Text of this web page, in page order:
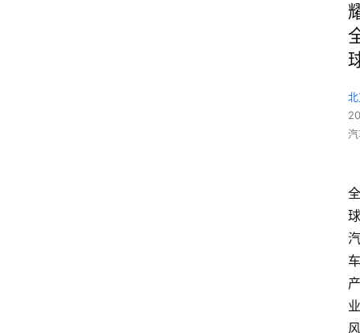
全
球
汽
车
产
业
风